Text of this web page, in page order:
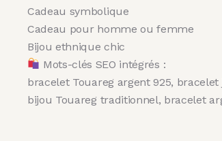
Cadeau symbolique
Cadeau pour homme ou femme
Bijou ethnique chic
Mots-clés SEO intégrés :
bracelet Touareg argent 925,
bijou Touareg traditionnel, bracelet